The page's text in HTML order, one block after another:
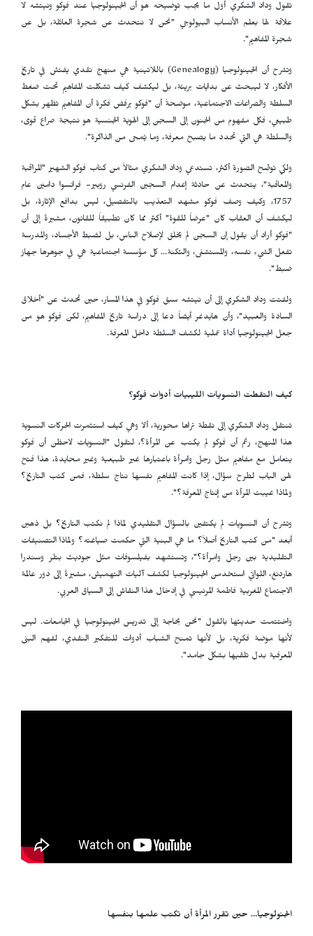
تقول وداد الشكري أول ما يجب توضيحه هو أن الجينولوجيا عند فوكو ونيتشه لا
علاقة لها بعلم الأنساب البيولوجي "نحن لا نتحدث عن شجرة العائلة، بل عن
شجرة المفاهيم".
وتشرح أن الجينولوجيا (Genealogy) باللاتينية هي منهج نقدي يفتش في تاريخ
الأفكار، لا ليبحث عن بدايات بريئة، بل ليكشف كيف تشكلت المفاهيم تحت ضغط
السلطة والصراعات الاجتماعية، موضحةً أن "فوكو يرفض فكرة أن المفاهيم تظهر بشكل
طبيعي، فكل مفهوم من الجنون إلى السجن إلى الهوية الجنسية هو نتيجة صراع قوى،
والسلطة هي التي تحدد ما يصبح معرفة، وما يُمحى من الذاكرة".
ولكي توضّح الصورة أكثر، تستدعي وداد الشكري مثالاً من كتاب فوكو الشهير "المراقبة
والمعاقبة"، يتحدث عن حادثة إعدام السجين الفرنسي روبير- فرانسوا داميَن عام
1757، وكيف وصف فوكو مشهد التعذيب بالتفصيل، ليس بدافع الإثارة، بل
ليكشف أن العقاب كان "عرضاً للقوة" أكثر مما كان تطبيقاً للقانون، مشيرةً إلى أن
"فوكو أراد أن يقول إن السجن لم يخلق لإصلاح الناس، بل لضبط الأجساد، والمدرسة
تفعل الشيء نفسه، والمستشفى، والثكنة… كل مؤسسة اجتماعية هي في جوهرها جهاز
ضبط".
ولفتت وداد الشكري إلى أن نيتشه سبق فوكو في هذا المسار، حين تحدث عن "أخلاق
السادة والعبيد"، وأن هايدغر أيضاً دعا إلى دراسة تاريخ المفاهيم، لكن فوكو هو من
جعل الجينولوجيا أداة عملية لكشف السلطة داخل المعرفة.
كيف التقطت النسويات الليبيات أدوات فوكو؟
تنتقل وداد الشكري إلى نقطة تراها محورية، ألا وهي كيف استثمرت الحركات النسوية
هذا المنهج، رغم أن فوكو لم يكتب عن المرأة؟، لتقول "النسويات لاحظن أن فوكو
يتعامل مع مفاهيم مثل رجل وامرأة باعتبارها غير طبيعية وغير محايدة، هذا فتح
لهن الباب لطرح سؤال، إذا كانت المفاهيم نفسها نتاج سلطة، فمن كتب التاريخ؟
ولماذا غيبت المرأة من إنتاج المعرفة؟".
وتشرح أن النسويات لم يكتفين بالسؤال التقليدي لماذا لم نكتب التاريخ؟ بل ذهبن
أبعد "من كتب التاريخ أصلاً؟ ما هي البنية التي حكمت صياغته؟ ولماذا التصنيفات
التقليدية بين رجل وامرأة؟"، وتستشهد بفيلسوفات مثل جوديث بتلر وسندرا
هاردنغ، اللواتي استخدمن الجينولوجيا لكشف آليات التهميش، مشيرةً إلى دور عالمة
الاجتماع المغربية فاطمة المرنيسي في إدخال هذا النقاش إلى السياق العربي.
واختتمت حديثها بالقول "نحن بحاجة إلى تدريس الجينولوجيا في الجامعات. ليس
لأنها موضة فكرية، بل لأنها تمنح الشباب أدوات للتفكير النقدي، لفهم البنى
المعرفية بدل تلقيها بشكل جامد".
الجنولوجيا… حين تقرر المرأة أن تكتب علمها بنفسها